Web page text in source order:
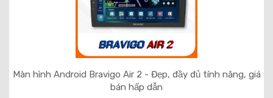
Màn hình Android Bravigo Air 2 - Đẹp, đầy đủ tính năng, giá
bán hấp dẫn